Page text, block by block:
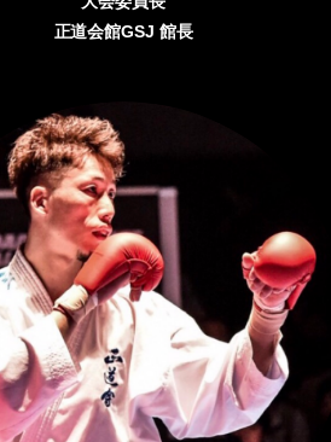
正道会館GSJ 館長